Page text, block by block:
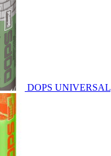
DOPS UNIVERSAL